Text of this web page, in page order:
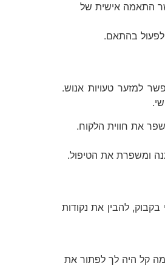
התאמה אישית של
למזער טעויות אנוש.
ומשפרת את הטיפול.
להבין את נקודות
קל היה לך לפתור את